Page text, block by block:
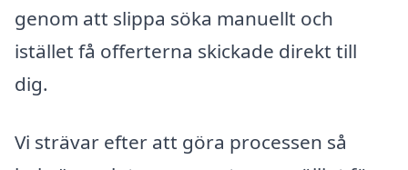
genom att slippa söka manuellt och
istället få offerterna skickade direkt till
dig.
Vi strävar efter att göra processen så